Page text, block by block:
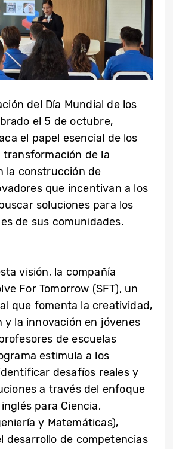
del Día Mundial de los
el 5 de octubre,
el papel esencial de los
transformación de la
la construcción de
que incentivan a los
soluciones para los
de sus comunidades.
visión, la compañía
For Tomorrow (SFT), un
que fomenta la creatividad,
y la innovación en jóvenes
de escuelas
estimula a los
desafíos reales y
a través del enfoque
para Ciencia,
y Matemáticas),
desarrollo de competencias